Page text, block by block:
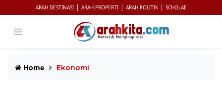
ARAH DESTINASI | ARAH PROPERTI | ARAH POLITIK | SCHOLAE
Home Ekonomi